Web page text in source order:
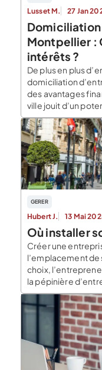
Lusset M. 27 Jan
Domiciliation
Montpellier :
intérêts ?
De plus en plus
domiciliation
des avantages
ville jouit d’un
sa situation
démographique.
domiciliation
sur la domiciliation
GERER
Hubert J. 13 Mai
Où installer
Créer une
l’emplacement de
choix,
la pépinière
l’incubateur le
Mettre en place
pépinières sont
services et pour